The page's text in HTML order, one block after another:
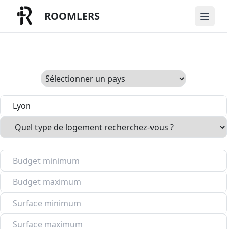
ROOMLERS